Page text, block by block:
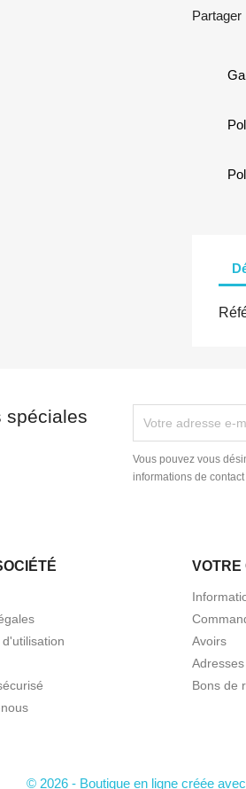
Partager
spéciales
Vous pouvez vous
informations de
VOTRE
Avoirs
Adresses
Bons de
© 2026 - Boutique en ligne créée